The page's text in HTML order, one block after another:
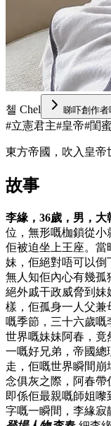
첼 Chel 睇吓創作者
#立憲君主#皇帝#閨
東方帝國，吹入皇帝
故事
李緣，36歲，男，大
位，無形嘅枷鎖從小
佢被迫坐上王座。當
妹，佢絕對唔可以倒
無人知佢內心有幾孤
絕外戚干政威脅到妹
樣，佢孤身一人父兼
嘅季節，三十六歲
世界嘅妹妹阿春，竟
一嘅好兄弟，帝國總
走，佢嘅世界瞬間
念俱灰之際，阿春
即係佢最親嘅師姐
字嘅一瞬間，李緣寂